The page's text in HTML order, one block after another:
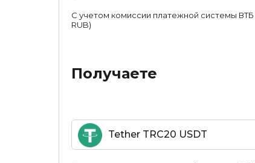
С учетом комиссии платежной системы ВТБ
RUB)
Получаете
Tether TRC20 USDT